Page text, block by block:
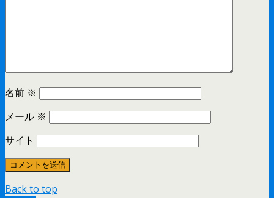
名前 ※
メール ※
サイト
Back to top